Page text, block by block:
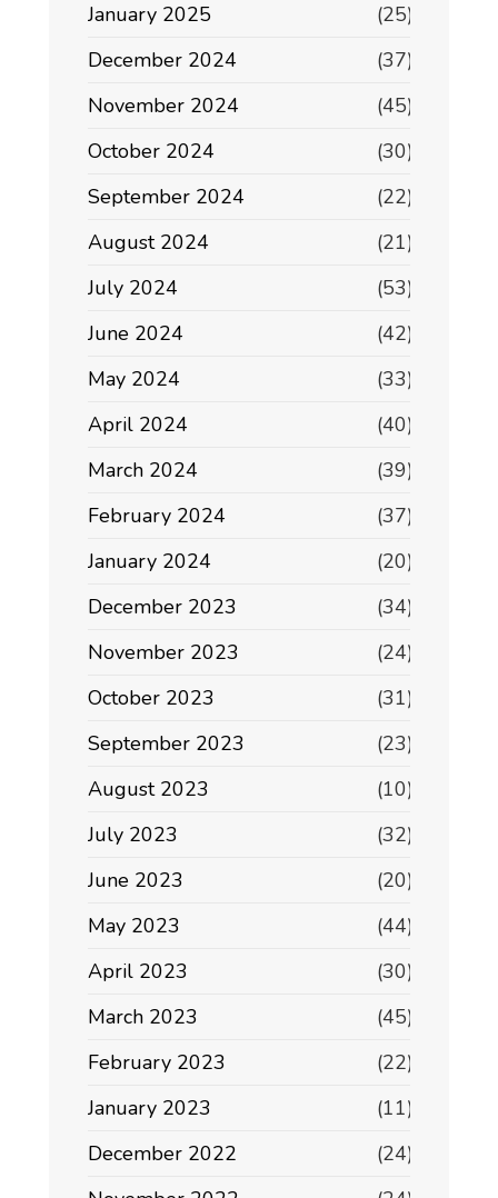
January 2025
(25)
December 2024
(37)
November 2024
(45)
October 2024
(30)
September 2024
(22)
August 2024
(21)
July 2024
(53)
June 2024
(42)
May 2024
(33)
April 2024
(40)
March 2024
(39)
February 2024
(37)
January 2024
(20)
December 2023
(34)
November 2023
(24)
October 2023
(31)
September 2023
(23)
August 2023
(10)
July 2023
(32)
June 2023
(20)
May 2023
(44)
April 2023
(30)
March 2023
(45)
February 2023
(22)
January 2023
(11)
December 2022
(24)